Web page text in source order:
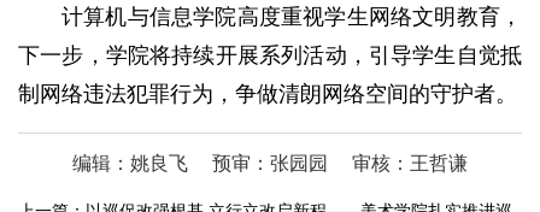
计算机与信息学院高度重视学生网络文明教育，
下一步，学院将持续开展系列活动，引导学生自觉抵
制网络违法犯罪行为，争做清朗网络空间的守护者。
编辑：姚良飞 预审：张园园 审核：王哲谦